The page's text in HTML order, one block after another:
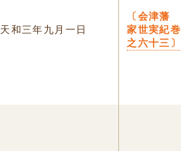
天和三年九月一日
〔会津藩
家世実紀巻
之六十三〕